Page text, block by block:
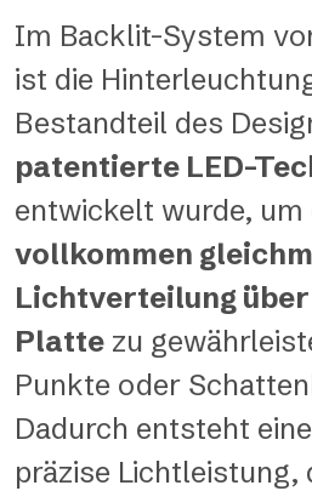
Im Backlit-System
ist die
Bestandteil des
patentierte LED-
entwickelt wurde, um
vollkommen
Lichtverteilung
Platte zu
Punkte oder
Dadurch entsteht
präzise Lichtleistung,